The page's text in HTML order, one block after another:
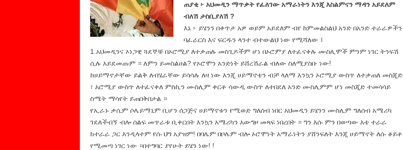
ጠያቂ ፦ አህመዲን ማጥቃት የፈለገው አማራነትን እንጂ እስልምናን ማዳን አይደለም
ብለሽ ታስቢያለሽ ?
እኔ ፦ ይሄንን በቀጥታ አዎ ወይም አይደለም ብየ ከምመልስልህ አንድ በአንድ ተራራዎችን
ባፈራርስ እና ፍርዱን ላንተ ብተውልህ ነው የሚሻለው ፤
1.አህመዲንና ኦነጋዊ ጓደኞቹ በኦሮሚያ ለተቃጠሉ መስጊዶችም ሆነ በኦሮምያ ለተፈናቀሉ ሙስሊሞች ምንም ነገር ትንፍሽ
ሲሉ አይደመጡም ። ለምን ይመስልሀል? የኦሮሞን አንድነት ይሸረሽራል ብለው ስለሚያስቡ ነው!
ከሀይማኖታቸው ይልቅ ለብሄራቸው ይሳሳሉ ለዛ ነው እንጂ ሀይማኖቴን ብቻ ላለማ እንኳን ኦሮሚያ ውስጥ ለተቃጠለ መስጂድ
፣ አሮሚያ ውስጥ ለተፈናቀለ ምስኪን ሙስሊም ቀርቶ ሳውዲ ውስጥ ለተበደለ አንድ ሙስሊምም ሆነ መስጂድ ተመሳሳይ
ስሜት ማሳየት ይጠበቅበታል ።
የኢራኑ ቃሲም ሶሌይማኒም ቢሆን ሰጋጅና ሀይማኖቱን የሚወድ ግለሰብ ነበር አህመዲን ይሄንን ሙስሊም ግለሰብ አሜሪካ
ገደለችብኝ ብሎ ሰልፍ መጥራቱ ቢቀርበት እንኳን አሜሪካን አውግዞ መጻፍ ነበረበት ። ግን እሱ ምን በወጣው እቴ ተራራ
ከተራራ ጋር እንዲላተም የሱ ህግ አያዝም! በባሌም በቦሌም ብሎ ኦሮሞነት አማራነትን ያሸንፍለት እንጂ ሀይማኖት ለሱ ቆይቶ
የሚመጣ ነገር ነው ።በተግባር ያየሁት ይሄን ነው! !